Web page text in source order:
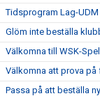
Tidsprogram Lag-UDM
Glöm inte beställa
Välkomna till WSK-
Välkomna att prova
Passa på att beställa